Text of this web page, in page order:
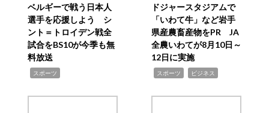
ベルギーで戦う日本人
選手を応援しよう シ
ント＝トロイデン戦全
試合をBS10が今季も無
料放送
スポーツ
ドジャースタジアムで
「いわて牛」など岩手
県産農畜産物をPR JA
全農いわてが8月10日～
12日に実施
スポーツ ビジネス